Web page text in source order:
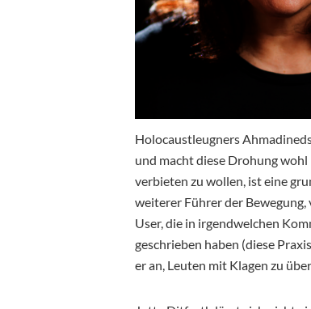
Holocaustleugners
und macht diese Drohung
verbieten zu wollen, ist eine
weiterer Führer der
User, die in irgendwelchen
geschrieben haben (diese
er an, Leuten mit Klagen zu